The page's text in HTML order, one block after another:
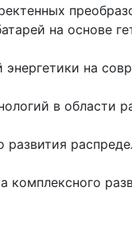
на основе
на
в области
комплексного